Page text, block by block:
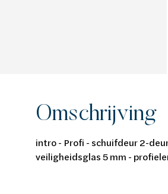
Omschrijving
intro - Profi - schuifdeur 2-
veiligheidsglas 5 mm -